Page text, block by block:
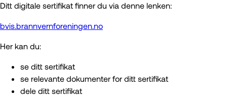
Ditt digitale sertifikat finner du via denne lenken:
bvis.brannvernforeningen.no
Her kan du:
se ditt sertifikat
se relevante dokumenter for ditt sertifikat
dele ditt sertifikat